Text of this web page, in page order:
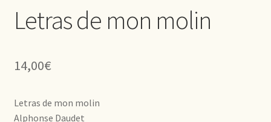
Letras de mon molin
14,00€
Letras de mon molin
Alphonse Daudet